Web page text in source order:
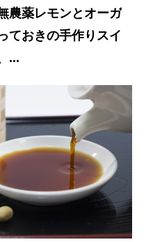
農薬レモンとオーガ
ておきの手作りスイ
...